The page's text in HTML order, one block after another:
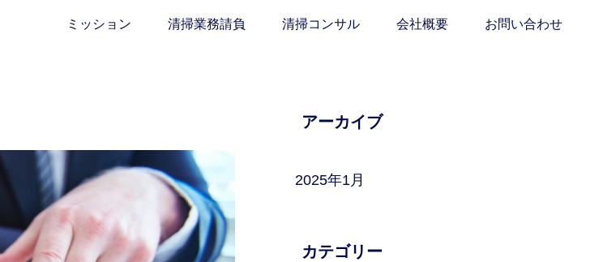
ミッション 清掃業務請負 清掃コンサル 会社概要 お問い合わせ
アーカイブ
2025年1月
カテゴリー